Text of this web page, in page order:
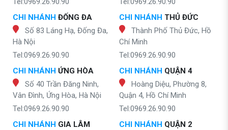
CHI NHÁNH ĐỐNG ĐA
Số 83 Láng Hạ, Đống Đa,
Hà Nội
Tel:0969.26.90.90
CHI NHÁNH ỨNG HÒA
Số 40 Trần Đăng Ninh,
Vân Đình, Ứng Hòa, Hà Nội
Tel:0969.26.90.90
CHI NHÁNH GIA LÂM
CHI NHÁNH THỦ ĐỨC
Thành Phố Thủ Đức, Hồ
Chí Minh
Tel:0969.26.90.90
CHI NHÁNH QUẬN 4
Hoàng Diệu, Phường 8,
Quận 4, Hồ Chí Minh
Tel:0969.26.90.90
CHI NHÁNH QUẬN 2